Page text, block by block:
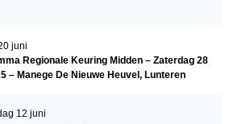
juni
Regionale Keuring Midden – Zaterdag 28
– Manege De Nieuwe Heuvel, Lunteren
12 juni